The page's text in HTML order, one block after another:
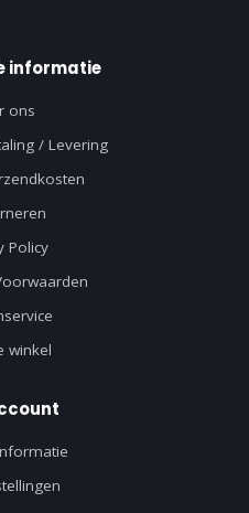
informatie
ons
/ Levering
Policy
winkel